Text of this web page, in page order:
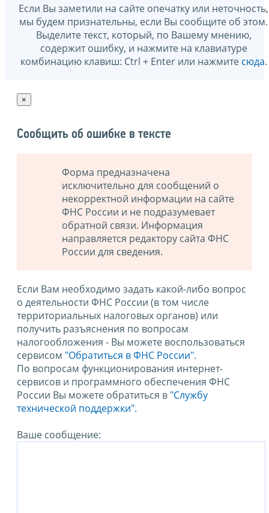
Если Вы заметили на сайте опечатку или неточность,
мы будем признательны, если Вы сообщите об этом.
Выделите текст, который, по Вашему мнению,
содержит ошибку, и нажмите на клавиатуре
комбинацию клавиш: Ctrl + Enter или нажмите сюда.
×
Сообщить об ошибке в тексте
Форма предназначена
исключительно для сообщений о
некорректной информации на сайте
ФНС России и не подразумевает
обратной связи. Информация
направляется редактору сайта ФНС
России для сведения.
Если Вам необходимо задать какой-либо вопрос
о деятельности ФНС России (в том числе
территориальных налоговых органов) или
получить разъяснения по вопросам
налогообложения - Вы можете воспользоваться
сервисом "Обратиться в ФНС России".
По вопросам функционирования интернет-
сервисов и программного обеспечения ФНС
России Вы можете обратиться в "Службу
технической поддержки".
Ваше сообщение: